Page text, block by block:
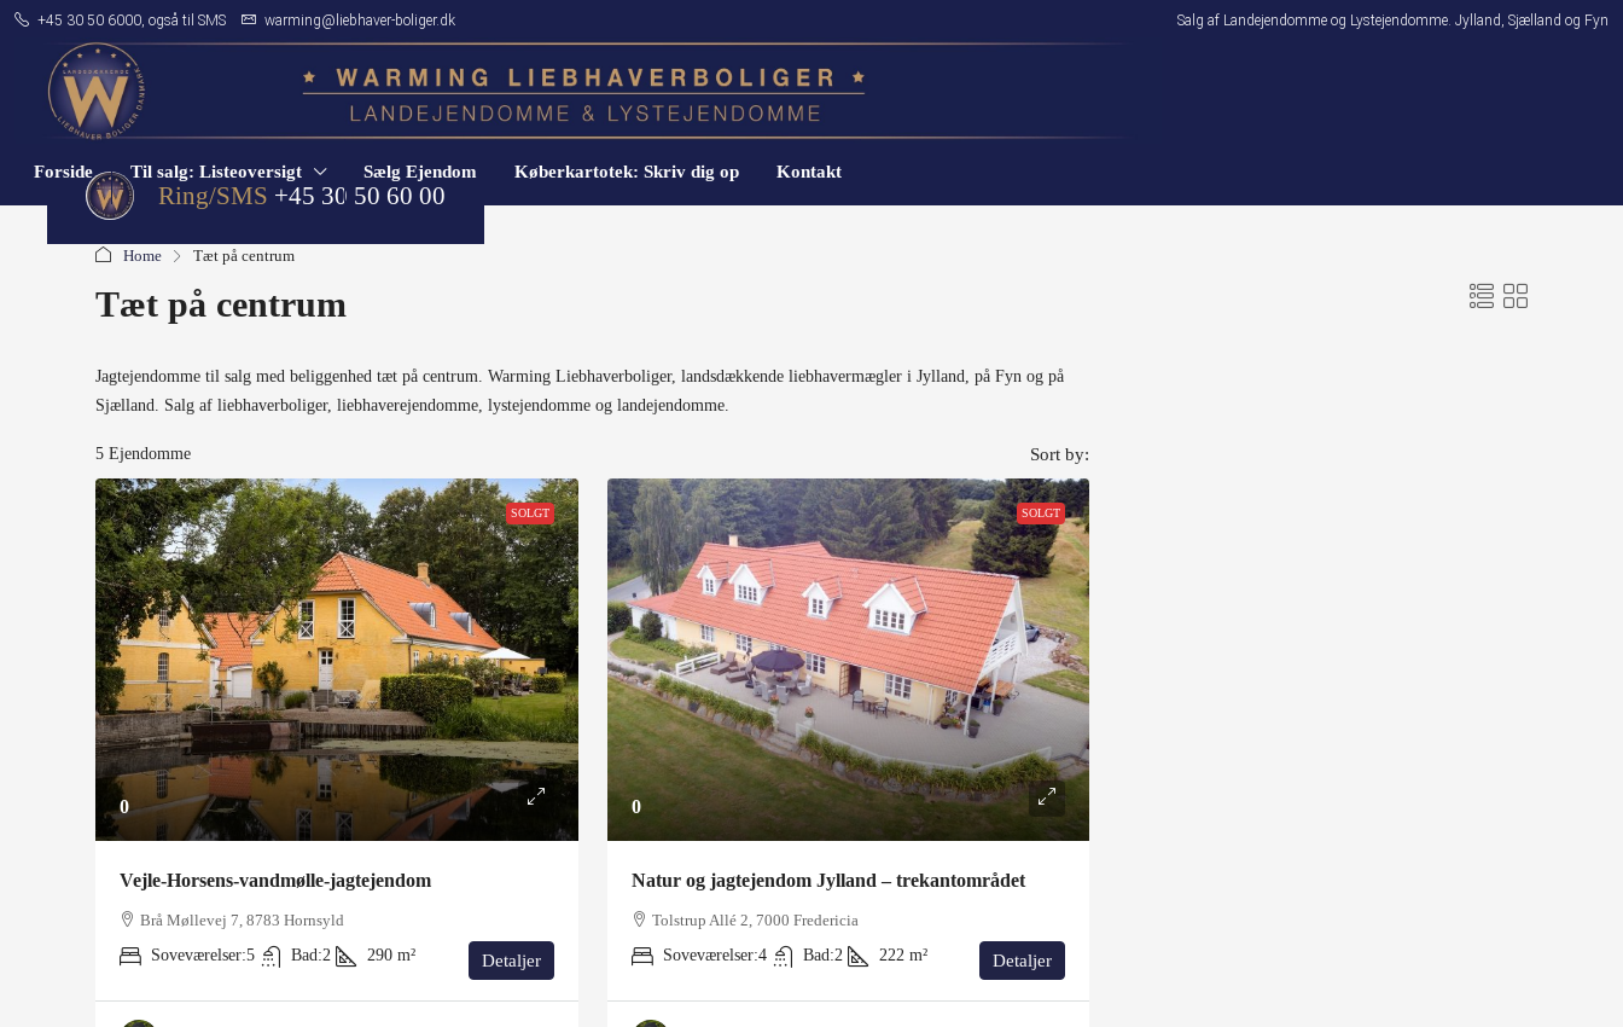
+45 30 50 6000, også til SMS warming@liebhaver-boliger.dk Salg af Landejendomme og Lystejendomme. Jylland, Sjælland og Fyn
Ring/SMS +45 30 50 60 00
Forside Til salg: Listeoversigt Sælg Ejendom Køberkartotek: Skriv dig op Kontakt
Home Tæt på centrum
Tæt på centrum
Jagtejendomme til salg med beliggenhed tæt på centrum. Warming Liebhaverboliger, landsdækkende liebhavermægler i Jylland, på Fyn og på
Sjælland. Salg af liebhaverboliger, liebhaverejendomme, lystejendomme og landejendomme.
5 Ejendomme Sort by:
SOLGT
0
Vejle-Horsens-vandmølle-jagtejendom
Brå Møllevej 7, 8783 Hornsyld
Soveværelser:5 Bad:2 290 m² Detaljer
SOLGT
0
Natur og jagtejendom Jylland – trekantområdet
Tolstrup Allé 2, 7000 Fredericia
Soveværelser:4 Bad:2 222 m² Detaljer